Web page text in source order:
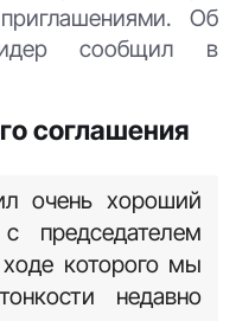
Об
сообщил в
соглашения
очень хороший
председателем
которого мы
недавно